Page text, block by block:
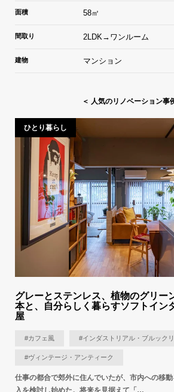
面積 58㎡
間取り 2LDK→ワンルーム
建物 マンション
＜ 人気のリノベーション事
ひとり暮らし
グレーとステンレス、植物のグリー
本と、自分らしく暮らすソフトイン
屋
#カフェ風 #インダストリアル・ブルック
#ヴィンテージ・アンティーク
仕事の都合で郊外に住んでいたが、市内への移
入を検討し始めた。将来を見据えて「…